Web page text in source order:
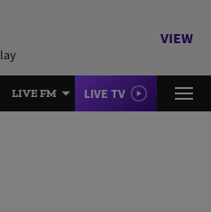
VIEW
LIVE FM LIVE TV